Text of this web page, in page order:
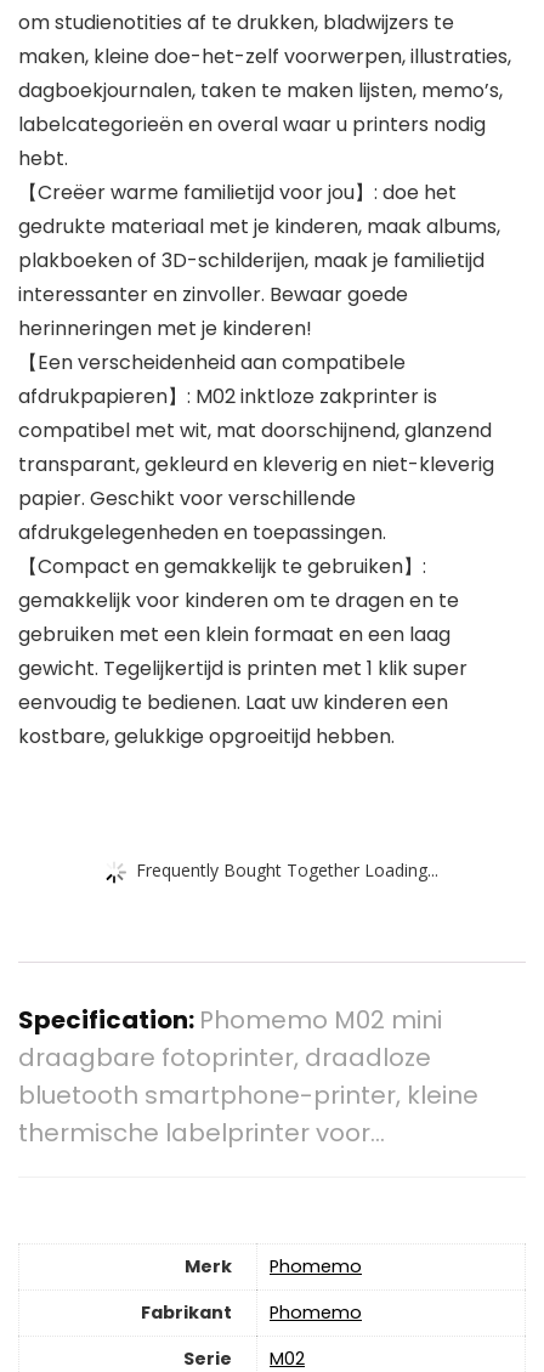
om studienotities af te drukken, bladwijzers te
maken, kleine doe-het-zelf voorwerpen, illustraties,
dagboekjournalen, taken te maken lijsten, memo’s,
labelcategorieën en overal waar u printers nodig
hebt.
【Creëer warme familietijd voor jou】: doe het
gedrukte materiaal met je kinderen, maak albums,
plakboeken of 3D-schilderijen, maak je familietijd
interessanter en zinvoller. Bewaar goede
herinneringen met je kinderen!
【Een verscheidenheid aan compatibele
afdrukpapieren】: M02 inktloze zakprinter is
compatibel met wit, mat doorschijnend, glanzend
transparant, gekleurd en kleverig en niet-kleverig
papier. Geschikt voor verschillende
afdrukgelegenheden en toepassingen.
【Compact en gemakkelijk te gebruiken】:
gemakkelijk voor kinderen om te dragen en te
gebruiken met een klein formaat en een laag
gewicht. Tegelijkertijd is printen met 1 klik super
eenvoudig te bedienen. Laat uw kinderen een
kostbare, gelukkige opgroeitijd hebben.
Frequently Bought Together Loading...
Specification: Phomemo M02 mini
draagbare fotoprinter, draadloze
bluetooth smartphone-printer, kleine
thermische labelprinter voor…
Merk
‎Phomemo
Fabrikant
‎Phomemo
Serie
‎M02